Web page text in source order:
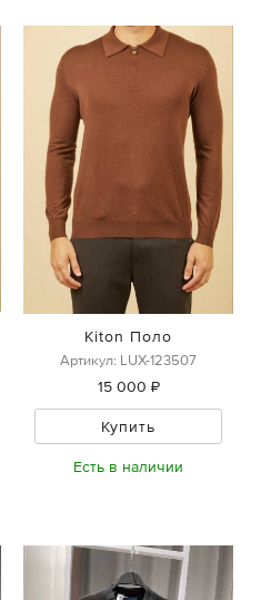
Kiton Поло
Артикул: LUX-123507
15 000 ₽
Купить
Есть в наличии